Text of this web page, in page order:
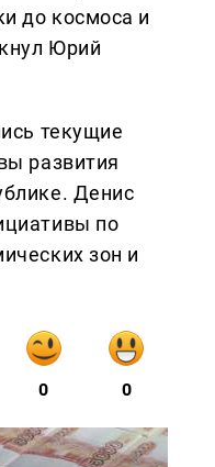
до космоса и
Юрий
текущие
развития
Денис
по
зон и
0 0